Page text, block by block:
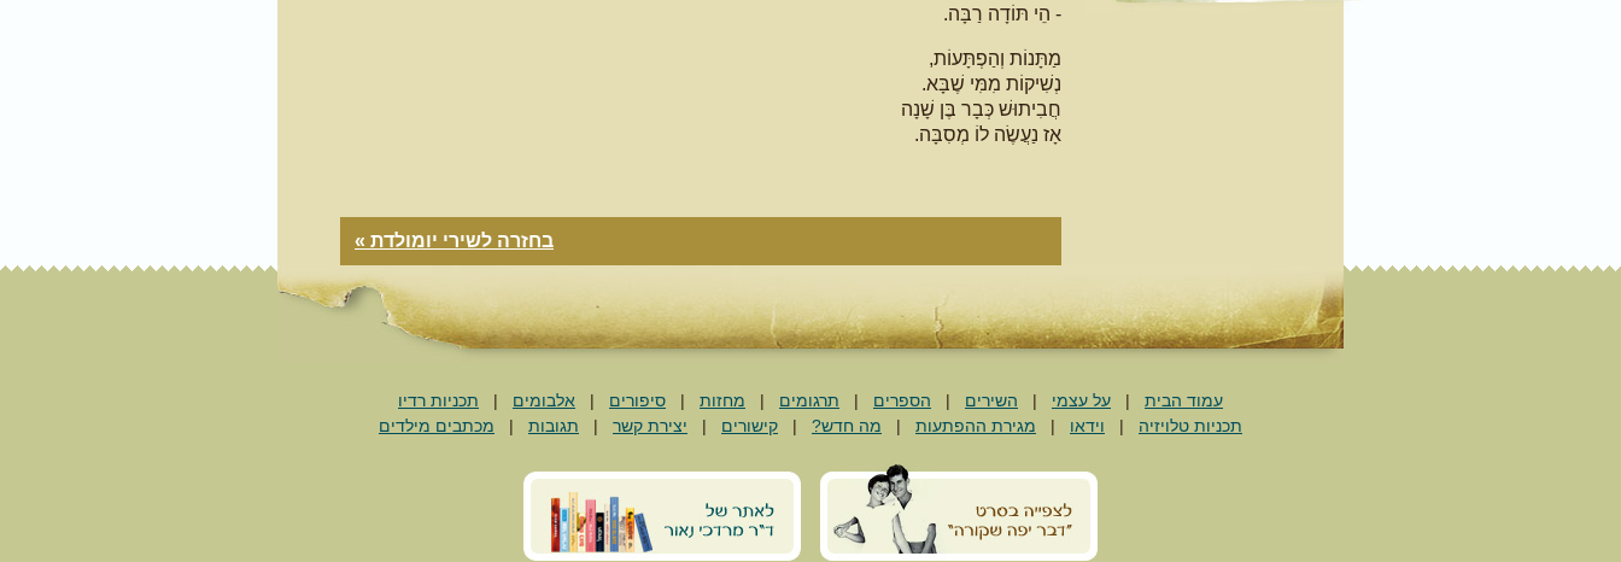
- הֵי תּוֹדָה רַבָּה.
מַתָּנוֹת וְהַפְתָּעוֹת,
נְשִׁיקוֹת מִמִּי שֶׁבָּא.
חֲבִיתוּשׁ כְּבָר בֶּן שָׁנָה
אָז נַעֲשֶׂה לוֹ מְסִבָּה.
בחזרה לשירי יומולדת »
עמוד הבית | על עצמי | השירים | הספרים | תרגומים | מחזות | סיפורים | אלבומים | תכניות רדיו
תכניות טלויזיה | וידאו | מגירת ההפתעות | מה חדש? | קישורים | יצירת קשר | תגובות | מכתבים מילדים